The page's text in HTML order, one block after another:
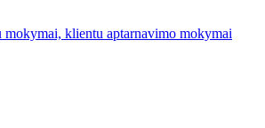
klientu aptarnavimo mokymai